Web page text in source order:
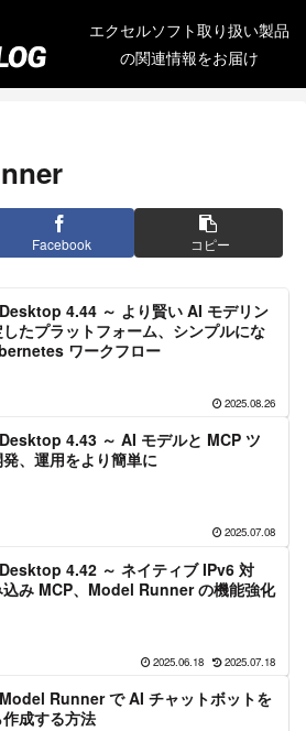
エクセルソフト取り扱い製品
の関連情報をお届け
Facebook コピー
4.44 ～ より賢い AI モデリン
たプラットフォーム、シンプルにな
ワークフロー
2025.08.26
4.43 ～ AI モデルと MCP ツ
、運用をより簡単に
2025.07.08
4.42 ～ ネイティブ IPv6 対
込み MCP、Model Runner の機能強化
2025.06.18 2025.07.18
Runner で AI チャットボットを
成する方法